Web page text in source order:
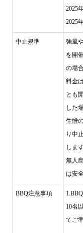
2025
2025
中止規準
強風
を開
の場
料金
とも
した
生憎
り中
しま
無人
は安
BBQ注意事項
10名
てご